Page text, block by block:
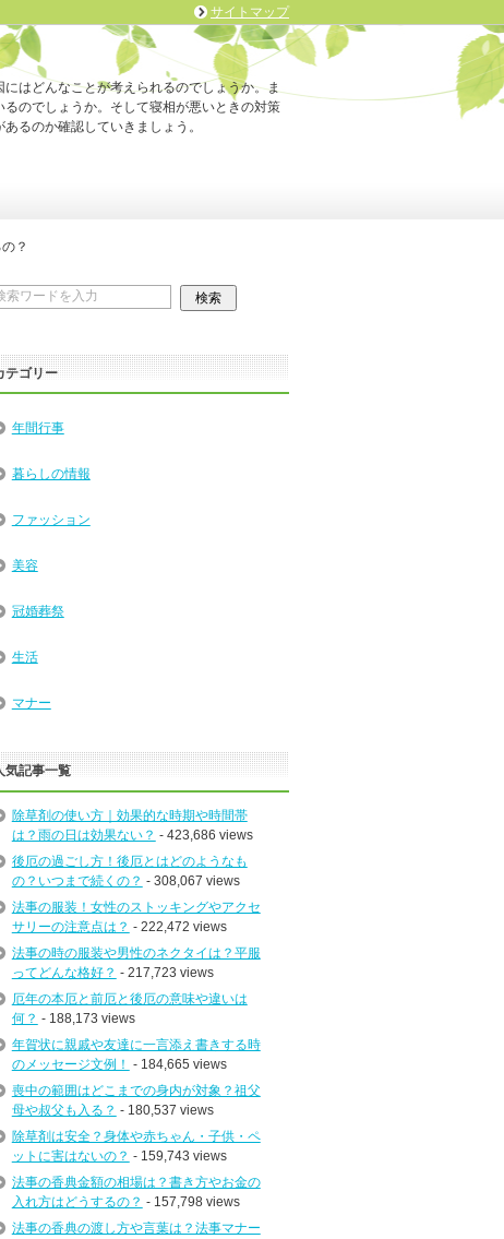
はどんなことが考えられるのでしょうか。ま
るのでしょうか。そして寝相が悪いときの対策
るのか確認していきましょう。
？
テゴリー
年間行事
暮らしの情報
ファッション
美容
冠婚葬祭
生活
マナー
気記事一覧
除草剤の使い方｜効果的な時期や時間帯
は？雨の日は効果ない？ - 423,686 views
後厄の過ごし方！後厄とはどのようなも
の？いつまで続くの？ - 308,067 views
法事の服装！女性のストッキングやアクセ
サリーの注意点は？ - 222,472 views
法事の時の服装や男性のネクタイは？平服
ってどんな格好？ - 217,723 views
厄年の本厄と前厄と後厄の意味や違いは
何？ - 188,173 views
年賀状に親戚や友達に一言添え書きする時
のメッセージ文例！ - 184,665 views
喪中の範囲はどこまでの身内が対象？祖父
母や叔父も入る？ - 180,537 views
除草剤は安全？身体や赤ちゃん・子供・ペ
ットに害はないの？ - 159,743 views
法事の香典金額の相場は？書き方やお金の
入れ方はどうするの？ - 157,798 views
法事の香典の渡し方や言葉は？法事マナー
サイトマップ